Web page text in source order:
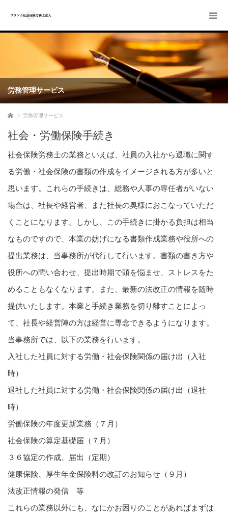
労務管理サービス
ホーム 労務管理サービス
社会・労働保険手続き
社会保険労務士の業務といえば、社員の入社から退職に関す
る労働・社会保険の書類の作成をイメージされる方が多いと
思います。これらの手続きは、総務や人事の専任者がいない
場合は、社長や経営者、また社長の奥様におこなっていただ
くことになります。しかし、この手続きに掛かる負担は相当
なものですので、本業の妨げになる書類作成業務や役所への
提出業務は、当事務所が代行して行います。書類の書き方や
役所への問い合わせ、提出時期で頭を悩ませ、ストレスをた
めることもなくなります。また、最新の法改正の情報を随時
提供いたします。本業と手続き業務を切り離すことによっ
て、社長や経営陣の方は経営に専念できるようになります。
当事務所では、以下の業務を行います。
入社した社員に対する労働・社会保険関係の届け出（入社
時）
退社した社員に対する労働・社会保険関係の届け出（退社
時）
労働保険の年度更新業務（７月）
社会保険の算定基礎届（７月）
３６協定の作成、届出（定期）
健康保険、厚生年金保険料の改訂のお知らせ（９月）
法改正情報の発信 等
これらの業務以外にも、なにかお困りのことがあればまずは